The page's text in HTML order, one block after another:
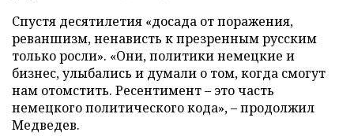
Спустя десятилетия «досада от поражения,
реваншизм, ненависть к презренным русским
только росли». «Они, политики немецкие и
бизнес, улыбались и думали о том, когда смогут
нам отомстить. Ресентимент – это часть
немецкого политического кода», – продолжил
Медведев.